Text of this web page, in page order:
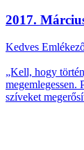
2017.
Kedves
„Kell, hogy
megemlegessen.
szíveket